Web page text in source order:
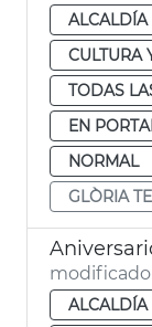
ALCALDÍA
CULTURA
TODAS
EN
NORMAL
GLÒRIA
ALCALDÍA